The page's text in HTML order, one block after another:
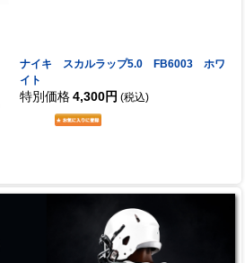
ナイキ スカルラップ5.0 FB6003 ホワ
イト
特別価格 4,300円 (税込)